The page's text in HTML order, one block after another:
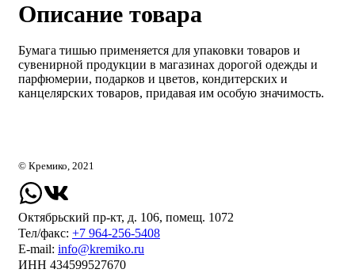
Описание товара
Бумага тишью применяется для упаковки товаров и
сувенирной продукции в магазинах дорогой одежды и
парфюмерии, подарков и цветов, кондитерских и
канцелярских товаров, придавая им особую значимость.
© Кремико, 2021
Октябрьский пр-кт, д. 106, помещ. 1072
Тел/факс: +7 964-256-5408
Е-mail: info@kremiko.ru
ИНН 434599527670